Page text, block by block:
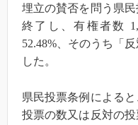
埋立の賛否を問う県
終了し、有権者数
52.48%、そのうち「
した。
県民投票条例による
投票の数又は反対の